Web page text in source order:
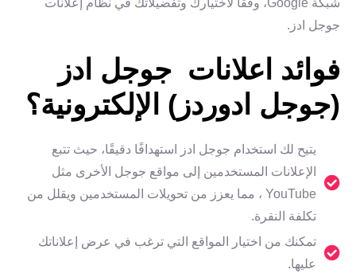
شبكة Google، وفقًا لاختيارك وتفضيلاتك في نظام إعلانات
جوجل ادز.
فوائد اعلانات جوجل ادز
(جوجل ادوردز) الإلكترونية؟
يتيح لك استخدام جوجل ادز استهدافًا دقيقًا، حيث تتبع
الإعلانات المستخدمين إلى مواقع جوجل الأخرى مثل
YouTube ، مما يعزز من تحويلات المستخدمين ويقلل من
تكلفة النقرة.
تمكنك من اختيار المواقع التي ترغب في عرض إعلاناتك
عليها.